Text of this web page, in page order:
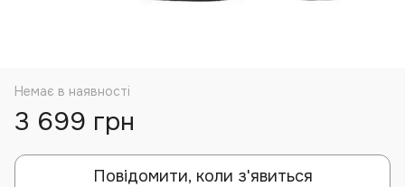
Немає в наявності
3 699 грн
Повідомити, коли з'явиться